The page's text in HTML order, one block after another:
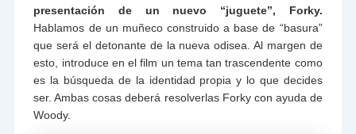
presentación de un nuevo “juguete”, Forky.
Hablamos de un muñeco construido a base de “basura”
que será el detonante de la nueva odisea. Al margen de
esto, introduce en el film un tema tan trascendente como
es la búsqueda de la identidad propia y lo que decides
ser. Ambas cosas deberá resolverlas Forky con ayuda de
Woody.